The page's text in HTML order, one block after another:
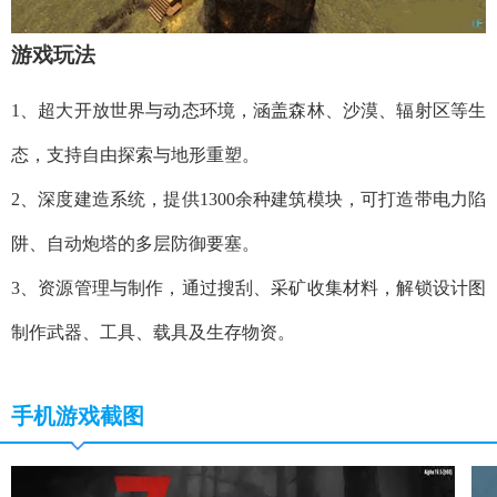
游戏玩法
1、超大开放世界与动态环境，涵盖森林、沙漠、辐射区等生
态，支持自由探索与地形重塑。
2、深度建造系统，提供1300余种建筑模块，可打造带电力陷
阱、自动炮塔的多层防御要塞。
3、资源管理与制作，通过搜刮、采矿收集材料，解锁设计图
制作武器、工具、载具及生存物资。
手机游戏截图